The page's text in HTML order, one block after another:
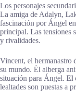
Los personajes
La amiga de Adalyn,
fascinación por Ángel
principal. Las tensiones
y rivalidades.
Vincent, el hermanastro
su mundo. Él alberga
situación para Ángel. El
lealtades son puestas a